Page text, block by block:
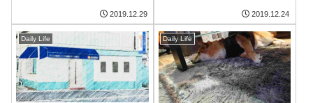
2019.12.29 2019.12.24
Daily Life Daily Life